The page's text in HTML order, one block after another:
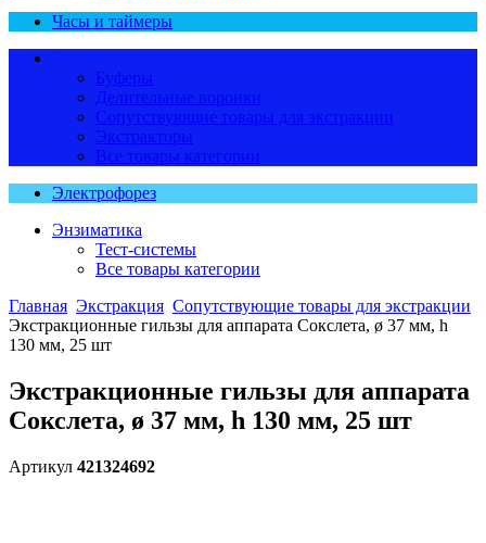
Часы и таймеры
Буферы
Делительные воронки
Сопутствующие товары для экстракции
Экстракторы
Все товары категории
Электрофорез
Энзиматика
Тест-системы
Все товары категории
Главная Экстракция Сопутствующие товары для экстракции
Экстракционные гильзы для аппарата Сокслета, ø 37 мм, h
130 мм, 25 шт
Экстракционные гильзы для аппарата
Сокслета, ø 37 мм, h 130 мм, 25 шт
Артикул 421324692